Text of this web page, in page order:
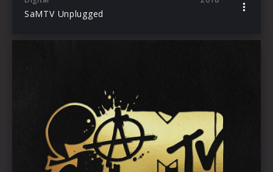
SaMTV Unplugged